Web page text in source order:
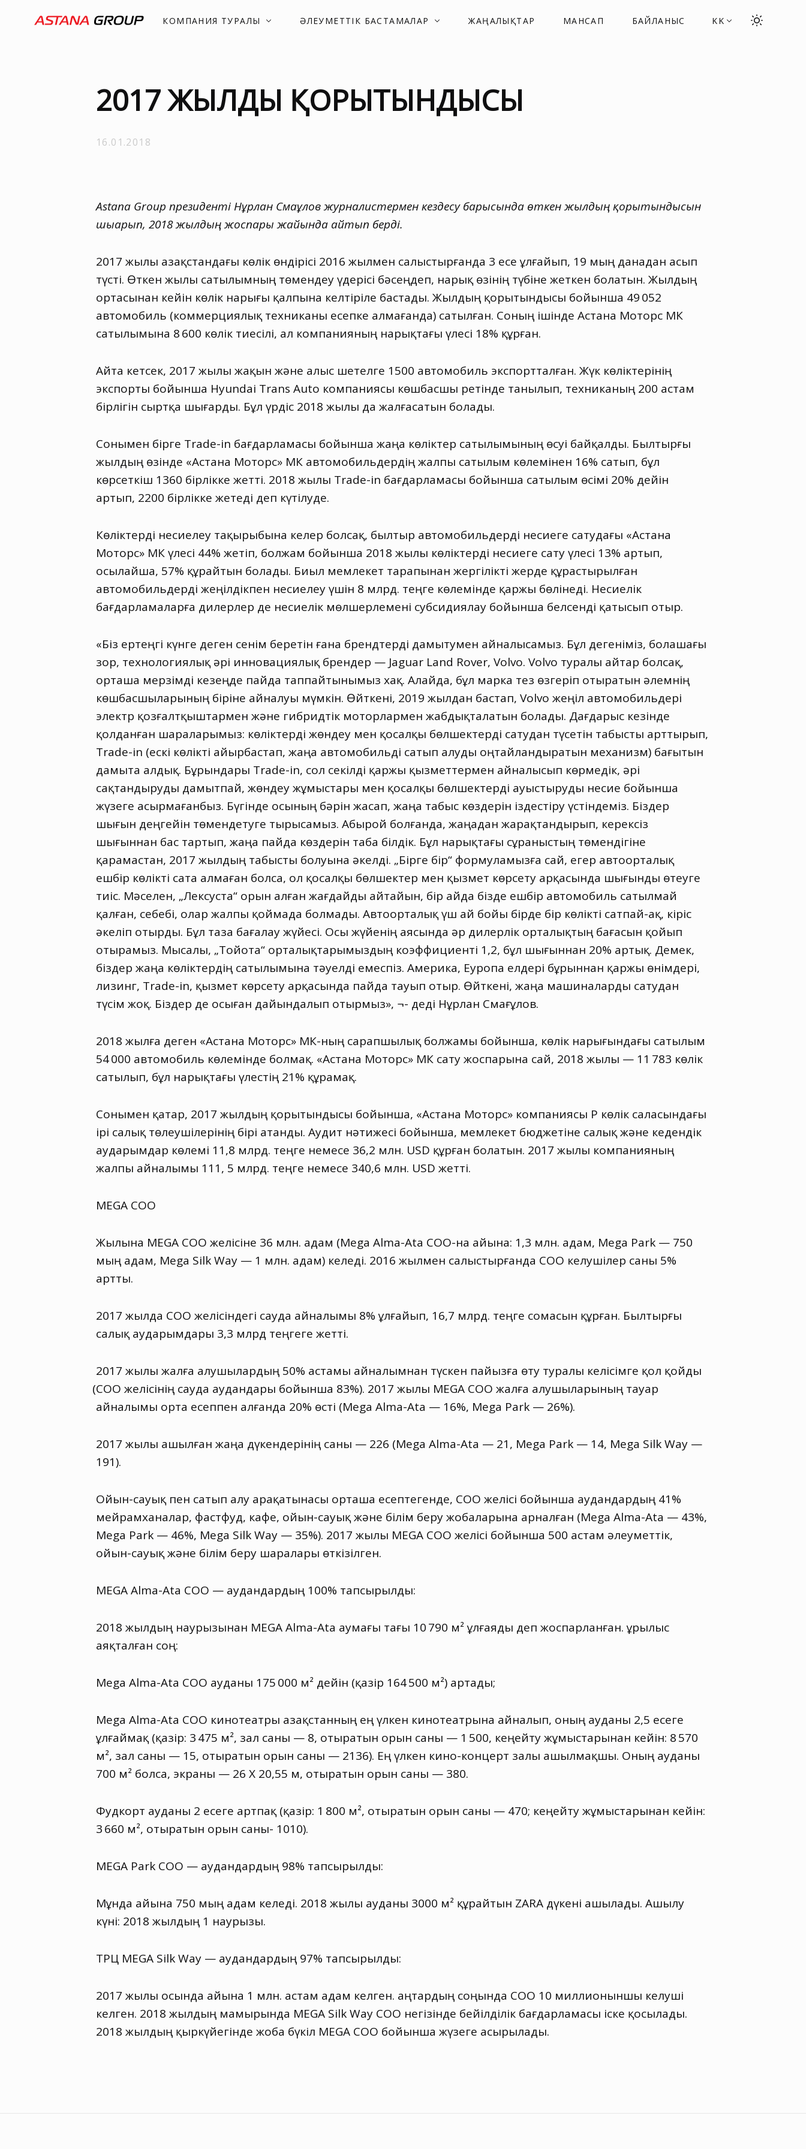
КОМПАНИЯ ТУРАЛЫ ӘЛЕУМЕТТІК БАСТАМАЛАР ЖАҢАЛЫҚТАР МАНСАП БАЙЛАНЫС KK
2017 ЖЫЛДЫҢ ҚОРЫТЫНДЫСЫ
16.01.2018
Astana Group президенті Нұрлан Смағұлов журналистермен кездесу барысында өткен жылдың қорытындысын
шығарып, 2018 жылдың жоспары жайында айтып берді.
2017 жылы Қазақстандағы көлік өндірісі 2016 жылмен салыстырғанда 3 есе ұлғайып, 19 мың данадан асып
түсті. Өткен жылы сатылымның төмендеу үдерісі бәсеңдеп, нарық өзінің түбіне жеткен болатын. Жылдың
ортасынан кейін көлік нарығы қалпына келтіріле бастады. Жылдың қорытындысы бойынша 49 052
автомобиль (коммерциялық техниканы есепке алмағанда) сатылған. Соның ішінде Астана Моторс ҚМК
сатылымына 8 600 көлік тиесілі, ал компанияның нарықтағы үлесі 18% құрған.
Айта кетсек, 2017 жылы жақын және алыс шетелге 1500 автомобиль экспортталған. Жүк көліктерінің
экспорты бойынша Hyundai Trans Auto компаниясы көшбасшы ретінде танылып, техниканың 200 астам
бірлігін сыртқа шығарды. Бұл үрдіс 2018 жылы да жалғасатын болады.
Сонымен бірге Trade-in бағдарламасы бойынша жаңа көліктер сатылымының өсуі байқалды. Былтырғы
жылдың өзінде «Астана Моторс» ҚМК автомобильдердің жалпы сатылым көлемінен 16% сатып, бұл
көрсеткіш 1360 бірлікке жетті. 2018 жылы Trade-in бағдарламасы бойынша сатылым өсімі 20% дейін
артып, 2200 бірлікке жетеді деп күтілуде.
Көліктерді несиелеу тақырыбына келер болсақ, былтыр автомобильдерді несиеге сатудағы «Астана
Моторс» ҚМК үлесі 44% жетіп, болжам бойынша 2018 жылы көліктерді несиеге сату үлесі 13% артып,
осылайша, 57% құрайтын болады. Биыл мемлекет тарапынан жергілікті жерде құрастырылған
автомобильдерді жеңілдікпен несиелеу үшін 8 млрд. теңге көлемінде қаржы бөлінеді. Несиелік
бағдарламаларға дилерлер де несиелік мөлшерлемені субсидиялау бойынша белсенді қатысып отыр.
«Біз ертеңгі күнге деген сенім беретін ғана брендтерді дамытумен айналысамыз. Бұл дегеніміз, болашағы
зор, технологиялық әрі инновациялық брендер — Jaguar Lаnd Rover, Volvo. Volvo туралы айтар болсақ,
орташа мерзімді кезеңде пайда таппайтынымыз хақ. Алайда, бұл марка тез өзгеріп отыратын әлемнің
көшбасшыларының біріне айналуы мүмкін. Өйткені, 2019 жылдан бастап, Volvo жеңіл автомобильдері
электр қозғалтқыштармен және гибридтік моторлармен жабдықталатын болады. Дағдарыс кезінде
қолданған шараларымыз: көліктерді жөндеу мен қосалқы бөлшектерді сатудан түсетін табысты арттырып,
Тrade-in (ескі көлікті айырбастап, жаңа автомобильді сатып алуды оңтайландыратын механизм) бағытын
дамыта алдық. Бұрындары Тrade-in, сол секілді қаржы қызметтермен айналысып көрмедік, әрі
сақтандыруды дамытпай, жөндеу жұмыстары мен қосалқы бөлшектерді ауыстыруды несие бойынша
жүзеге асырмағанбыз. Бүгінде осының бәрін жасап, жаңа табыс көздерін іздестіру үстіндеміз. Біздер
шығын деңгейін төмендетуге тырысамыз. Абырой болғанда, жаңадан жарақтандырып, керексіз
шығыннан бас тартып, жаңа пайда көздерін таба білдік. Бұл нарықтағы сұраныстың төмендігіне
қарамастан, 2017 жылдың табысты болуына әкелді. „Бірге бір“ формуламызға сай, егер автоорталық
ешбір көлікті сата алмаған болса, ол қосалқы бөлшектер мен қызмет көрсету арқасында шығынды өтеуге
тиіс. Мәселен, „Лексуста“ орын алған жағдайды айтайын, бір айда бізде ешбір автомобиль сатылмай
қалған, себебі, олар жалпы қоймада болмады. Автоорталық үш ай бойы бірде бір көлікті сатпай-ақ, кіріс
әкеліп отырды. Бұл таза бағалау жүйесі. Осы жүйенің аясында әр дилерлік орталықтың бағасын қойып
отырамыз. Мысалы, „Тойота“ орталықтарымыздың коэффициенті 1,2, бұл шығыннан 20% артық. Демек,
біздер жаңа көліктердің сатылымына тәуелді емеспіз. Америка, Еуропа елдері бұрыннан қаржы өнімдері,
лизинг, Тrade-in, қызмет көрсету арқасында пайда тауып отыр. Өйткені, жаңа машиналарды сатудан
түсім жоқ. Біздер де осыған дайындалып отырмыз», ¬- деді Нұрлан Смағұлов.
2018 жылға деген «Астана Моторс» ҚМК-ның сарапшылық болжамы бойынша, көлік нарығындағы сатылым
54 000 автомобиль көлемінде болмақ. «Астана Моторс» ҚМК сату жоспарына сай, 2018 жылы — 11 783 көлік
сатылып, бұл нарықтағы үлестің 21% құрамақ.
Сонымен қатар, 2017 жылдың қорытындысы бойынша, «Астана Моторс» компаниясы ҚР көлік саласындағы
ірі салық төлеушілерінің бірі атанды. Аудит нәтижесі бойынша, мемлекет бюджетіне салық және кедендік
аударымдар көлемі 11,8 млрд. теңге немесе 36,2 млн. USD құрған болатын. 2017 жылы компанияның
жалпы айналымы 111, 5 млрд. теңге немесе 340,6 млн. USD жетті.
MEGA COO
Жылына MEGA СОО желісіне 36 млн. адам (Mega Alma-Ata СОО-на айына: 1,3 млн. адам, Mega Park — 750
мың адам, Mega Silk Way — 1 млн. адам) келеді. 2016 жылмен салыстырғанда СОО келушілер саны 5%
артты.
2017 жылда СОО желісіндегі сауда айналымы 8% ұлғайып, 16,7 млрд. теңге сомасын құрған. Былтырғы
салық аударымдары 3,3 млрд теңгеге жетті.
2017 жылы жалға алушылардың 50% астамы айналымнан түскен пайызға өту туралы келісімге қол қойды
(СОО желісінің сауда аудандары бойынша 83%). 2017 жылы MEGA СОО жалға алушыларының тауар
айналымы орта есеппен алғанда 20% өсті (Mega Alma-Ata — 16%, Mega Park — 26%).
2017 жылы ашылған жаңа дүкендерінің саны — 226 (Mega Alma-Ata — 21, Mega Park — 14, Mega Silk Way —
191).
Ойын-сауық пен сатып алу арақатынасы орташа есептегенде, СОО желісі бойынша аудандардың 41%
мейрамханалар, фастфуд, кафе, ойын-сауық және білім беру жобаларына арналған (Mega Alma-Ata — 43%,
Mega Park — 46%, Mega Silk Way — 35%). 2017 жылы MEGA СОО желісі бойынша 500 астам әлеуметтік,
ойын-сауық және білім беру шаралары өткізілген.
MEGA Alma-Ata СОО — аудандардың 100% тапсырылды:
2018 жылдың наурызынан MEGA Alma-Ata аумағы тағы 10 790 м² ұлғаяды деп жоспарланған. Құрылыс
аяқталған соң:
Mega Alma-Ata СОО ауданы 175 000 м² дейін (қазір 164 500 м²) артады;
Mega Alma-Ata СОО кинотеатры Қазақстанның ең үлкен кинотеатрына айналып, оның ауданы 2,5 есеге
ұлғаймақ (қазір: 3 475 м², зал саны — 8, отыратын орын саны — 1 500, кеңейту жұмыстарынан кейін: 8 570
м², зал саны — 15, отыратын орын саны — 2136). Ең үлкен кино-концерт залы ашылмақшы. Оның ауданы
700 м² болса, экраны — 26 X 20,55 м, отыратын орын саны — 380.
Фудкорт ауданы 2 есеге артпақ (қазір: 1 800 м², отыратын орын саны — 470; кеңейту жұмыстарынан кейін:
3 660 м², отыратын орын саны- 1010).
MEGA Park СОО — аудандардың 98% тапсырылды:
Мұнда айына 750 мың адам келеді. 2018 жылы ауданы 3000 м² құрайтын ZARA дүкені ашылады. Ашылу
күні: 2018 жылдың 1 наурызы.
ТРЦ MEGA Silk Way — аудандардың 97% тапсырылды:
2017 жылы осында айына 1 млн. астам адам келген. Қаңтардың соңында СОО 10 миллионыншы келуші
келген. 2018 жылдың мамырында MEGA Silk Way СОО негізінде бейілділік бағдарламасы іске қосылады.
2018 жылдың қыркүйегінде жоба бүкіл MEGA СОО бойынша жүзеге асырылады.